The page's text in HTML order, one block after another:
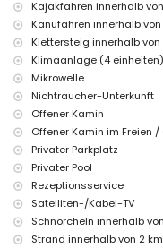
Zustellbett und
Unterhaltungs- und
Benissa, Costa Blanca
Bar (innerhalb von 1000
Diskothek und
vom Haus)
Sehenswürdigkeiten und
Museum (Moraira),
Desamparados), Burg
architektonisches
(innerhalb von 5
Sportarten
Kajakfahren innerhalb
Kanufahren innerhalb von
Klettersteig innerhalb von
Klimaanlage (4 einheiten)
Mikrowelle
Nichtraucher-Unterkunft
Offener Kamin
Offener Kamin im Freien /
Privater Parkplatz
Privater Pool
Rezeptionsservice
Satelliten-/Kabel-TV
Schnorcheln innerhalb
Strand innerhalb von 2